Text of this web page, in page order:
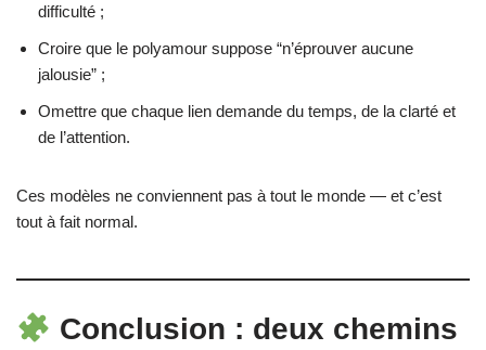
difficulté ;
Croire que le polyamour suppose “n’éprouver aucune
jalousie” ;
Omettre que chaque lien demande du temps, de la clarté et
de l’attention.
Ces modèles ne conviennent pas à tout le monde — et c’est
tout à fait normal.
Conclusion : deux chemins